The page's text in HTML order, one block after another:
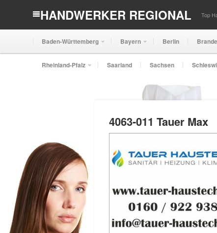
HANDWERKER REGIONAL Top
Baden-Württemberg Bayern Berlin
Rheinland-Pfalz Saarland Sachsen
4063-011 Tauer Max